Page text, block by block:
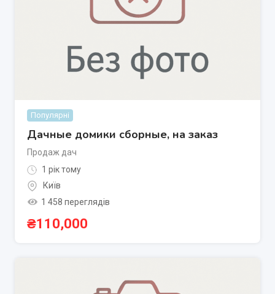
Популярні
Дачные домики сборные, на заказ
Продаж дач
1 рік тому
Київ
1 458 переглядів
₴110,000